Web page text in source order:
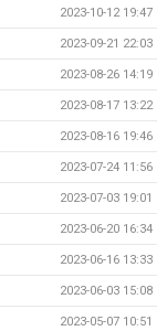
2023-10-12 19:47
2023-09-21 22:03
2023-08-26 14:19
2023-08-17 13:22
2023-08-16 19:46
2023-07-24 11:56
2023-07-03 19:01
2023-06-20 16:34
2023-06-16 13:33
2023-06-03 15:08
2023-05-07 10:51